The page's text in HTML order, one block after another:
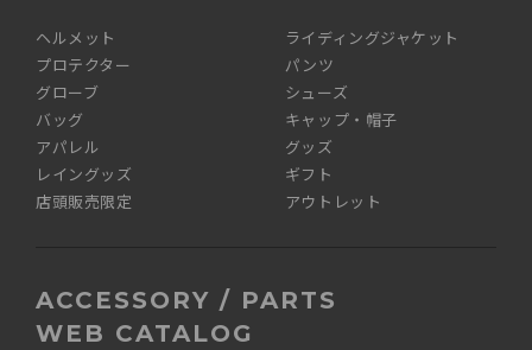
ヘルメット
ライディングジャケット
プロテクター
パンツ
グローブ
シューズ
バッグ
キャップ・帽子
アパレル
グッズ
レイングッズ
ギフト
店頭販売限定
アウトレット
ACCESSORY / PARTS
WEB CATALOG